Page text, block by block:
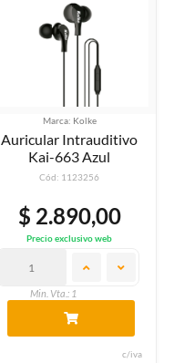
Marca: Kolke
Auricular Intrauditivo
Kai-663 Azul
Cód: 1123256
$ 2.890,00
Precio exclusivo web
Min. Vta.: 1
c/iva